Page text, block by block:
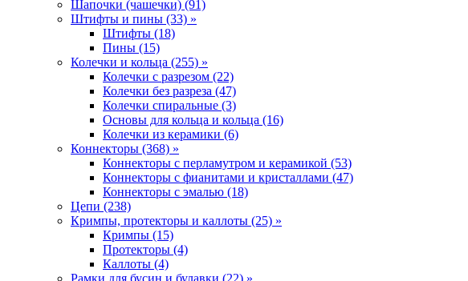
Шапочки (чашечки) (91)
Штифты и пины (33) »
Штифты (18)
Пины (15)
Колечки и кольца (255) »
Колечки с разрезом (22)
Колечки без разреза (47)
Колечки спиральные (3)
Основы для кольца и кольца (16)
Колечки из керамики (6)
Коннекторы (368) »
Коннекторы с перламутром и керамикой (53)
Коннекторы с фианитами и кристаллами (47)
Коннекторы с эмалью (18)
Цепи (238)
Кримпы, протекторы и каллоты (25) »
Кримпы (15)
Протекторы (4)
Каллоты (4)